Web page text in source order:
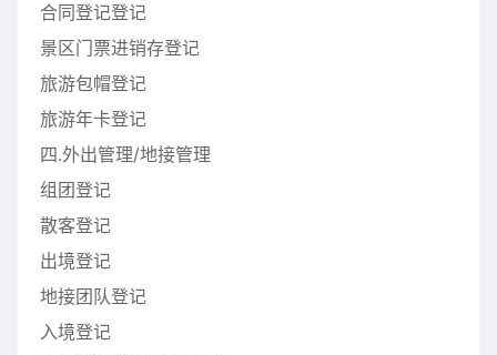
合同登记登记
景区门票进销存登记
旅游包帽登记
旅游年卡登记
四.外出管理/地接管理
组团登记
散客登记
出境登记
地接团队登记
入境登记